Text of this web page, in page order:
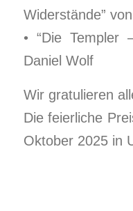
Widerstände”
• “Die Templer
Daniel Wolf
Wir gratulieren
Die feierliche
Oktober 2025 in